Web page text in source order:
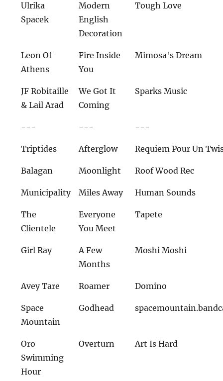
Ulrika
Spacek
Modern
English
Decoration
Tough Love
Leon Of
Athens
Fire Inside
You
Mimosa's Dream
JF Robitaille
& Lail Arad
We Got It
Coming
Sparks Music
--- --- ---
Triptides Afterglow Requiem Pour Un
Balagan Moonlight Roof Wood Rec
Municipality Miles Away Human Sounds
The
Clientele
Everyone
You Meet
Tapete
Girl Ray
A Few
Months
Moshi Moshi
Avey Tare Roamer Domino
Space
Mountain
Godhead
Oro
Swimming
Hour
Overturn Art Is Hard